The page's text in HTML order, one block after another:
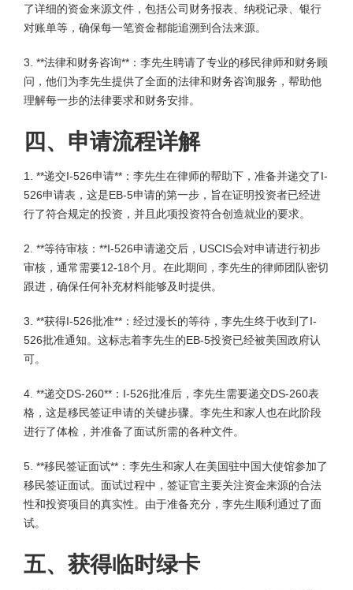
了详细的资金来源文件，包括公司财务报表、纳税记录、银行
对账单等，确保每一笔资金都能追溯到合法来源。
3. **法律和财务咨询**：李先生聘请了专业的移民律师和财务顾
问，他们为李先生提供了全面的法律和财务咨询服务，帮助他
理解每一步的法律要求和财务安排。
四、申请流程详解
1. **递交I-526申请**：李先生在律师的帮助下，准备并递交了I-
526申请表，这是EB-5申请的第一步，旨在证明投资者已经进
行了符合规定的投资，并且此项投资符合创造就业的要求。
2. **等待审核：**I-526申请递交后，USCIS会对申请进行初步
审核，通常需要12-18个月。在此期间，李先生的律师团队密切
跟进，确保任何补充材料能够及时提供。
3. **获得I-526批准**：经过漫长的等待，李先生终于收到了I-
526批准通知。这标志着李先生的EB-5投资已经被美国政府认
可。
4. **递交DS-260**：I-526批准后，李先生需要递交DS-260表
格，这是移民签证申请的关键步骤。李先生和家人也在此阶段
进行了体检，并准备了面试所需的各种文件。
5. **移民签证面试**：李先生和家人在美国驻中国大使馆参加了
移民签证面试。面试过程中，签证官主要关注资金来源的合法
性和投资项目的真实性。由于准备充分，李先生顺利通过了面
试。
五、获得临时绿卡